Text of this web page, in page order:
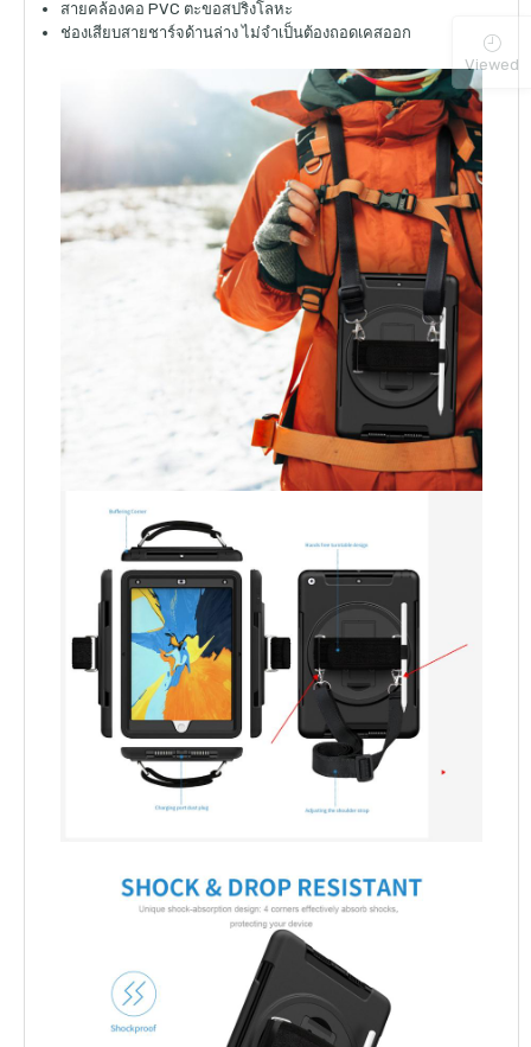
สายคล้องคอ PVC ตะขอสปริงโลหะ
ช่องเสียบสายชาร์จด้านล่าง ไม่จำเป็นต้องถอดเคสออก
Viewed